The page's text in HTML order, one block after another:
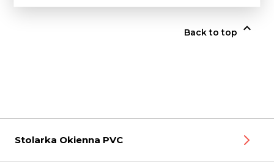
Back to top 
Stolarka Okienna PVC